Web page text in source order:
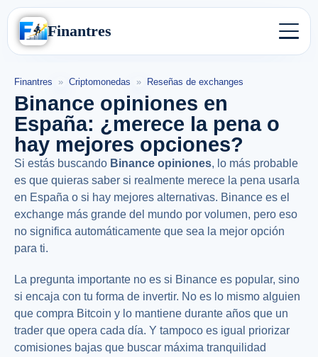
Finantres
Finantres » Criptomonedas » Reseñas de exchanges
Binance opiniones en
España: ¿merece la pena o
hay mejores opciones?
Si estás buscando Binance opiniones, lo más probable
es que quieras saber si realmente merece la pena usarla
en España o si hay mejores alternativas. Binance es el
exchange más grande del mundo por volumen, pero eso
no significa automáticamente que sea la mejor opción
para ti.
La pregunta importante no es si Binance es popular, sino
si encaja con tu forma de invertir. No es lo mismo alguien
que compra Bitcoin y lo mantiene durante años que un
trader que opera cada día. Y tampoco es igual priorizar
comisiones bajas que buscar máxima tranquilidad